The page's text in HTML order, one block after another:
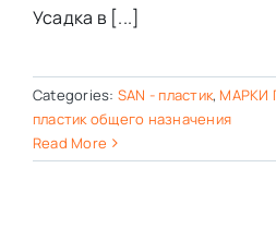
Усадка в [...]
Categories: SAN - пластик, МАРКИ
пластик общего назначения
Read More